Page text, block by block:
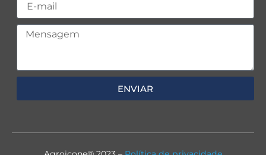
ENVIAR